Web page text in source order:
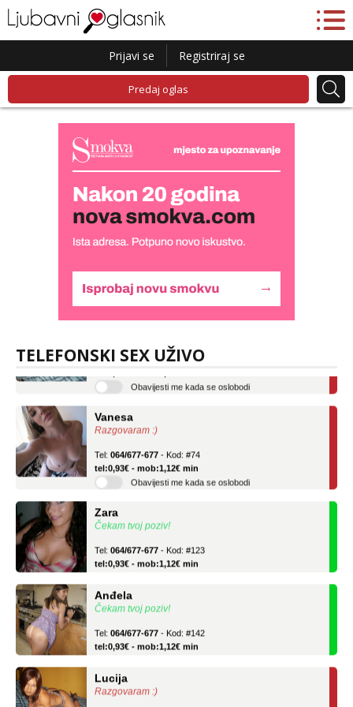
Prijavi se Registriraj se
Predaj oglas
TELEFONSKI SEX UŽIVO
Tel:064/677-677 - Kod: #136
tel:0,93€ - mob:1,12€ min
Obavijesti me kada se oslobodi
Razgovaram :)
tel:0,93€ - mob:1,12€ min
Obavijesti me kada se oslobodi
Čekam tvoj poziv!
tel:0,93€ - mob:1,12€ min
Čekam tvoj poziv!
tel:0,93€ - mob:1,12€ min
Razgovaram :)